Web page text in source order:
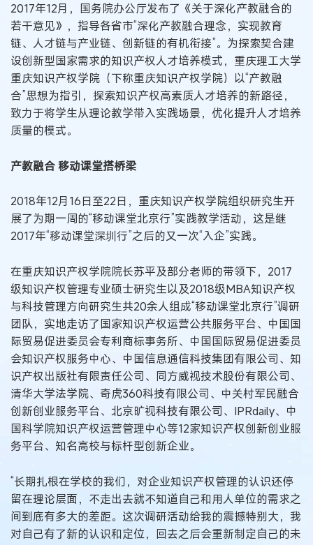
2017年12月，国务院办公厅发布了《关于深化产教融合的
若干意见》，指导各省市“深化产教融合理念，实现教育
链、人才链与产业链、创新链的有机衔接”。为探索契合建
设创新型国家需求的知识产权人才培养模式，重庆理工大学
重庆知识产权学院（下称重庆知识产权学院）以“产教融
合”思想为指引，探索知识产权高素质人才培养的新路径，
致力于将学生从理论教学带入实践场景，优化提升人才培养
质量的模式。
产教融合 移动课堂搭桥梁
2018年12月16日至22日，重庆知识产权学院组织研究生开
展了为期一周的“移动课堂北京行”实践教学活动，这是继
2017年“移动课堂深圳行”之后的又一次“入企”实践。
在重庆知识产权学院院长苏平及部分老师的带领下，2017
级知识产权管理专业硕士研究生以及2018级MBA知识产权
与科技管理方向研究生共20余人组成“移动课堂北京行”调研
团队，实地走访了国家知识产权运营公共服务平台、中国国
际贸易促进委员会专利商标事务所、中国国际贸易促进委员
会知识产权服务中心、中国信息通信科技集团有限公司、知
识产权出版社有限责任公司、同方威视技术股份有限公司、
清华大学法学院、奇虎360科技有限公司、中关村军民融合
创新创业服务平台、北京旷视科技有限公司、IPRdaily、中
国科学院知识产权运营管理中心等12家知识产权创新创业服
务平台、知名高校与标杆型创新企业。
“长期扎根在学校的我们，对企业知识产权管理的认识还停
留在理论层面，不走出去就不知道自己和用人单位的需求之
间到底有多大的差距。这次调研活动给我的震撼特别大，我
对自己有了新的认识和定位，回去之后会重新制定自己的未